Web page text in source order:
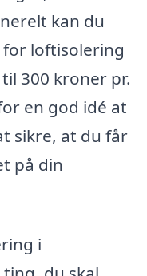
kan du
loftisolering
300 kroner pr.
en god idé at
sikre, at du får
på din
i